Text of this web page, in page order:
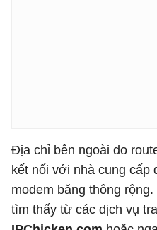
Địa chỉ bên ngoài do
kết nối với nhà cung cấp
modem băng thông
tìm thấy từ các dịch vụ